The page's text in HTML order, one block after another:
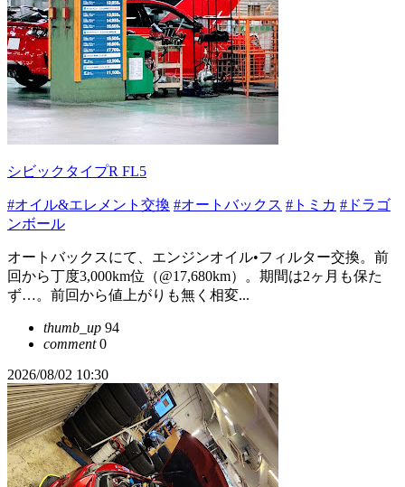
シビックタイプR FL5
#オイル&エレメント交換 #オートバックス #トミカ #ドラゴ
ンボール
オートバックスにて、エンジンオイル•フィルター交換。前
回から丁度3,000km位（@17,680km）。期間は2ヶ月も保た
ず…。前回から値上がりも無く相変...
thumb_up 94
comment0
2026/08/02 10:30